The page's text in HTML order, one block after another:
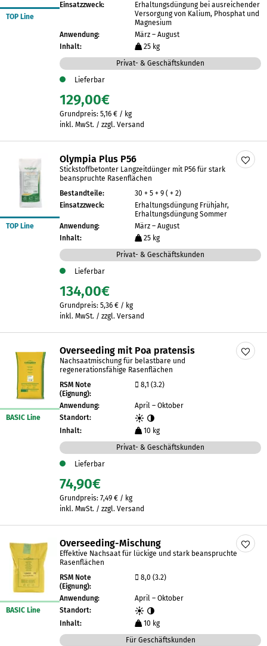
TOP Line
Einsatzzweck:
Erhaltungsdüngung bei ausreichender
Versorgung von Kalium, Phosphat und
Magnesium
Anwendung:
März – August
Inhalt:
25 kg
Privat- & Geschäftskunden
Lieferbar
129,00€
Grundpreis: 5,16 € / kg
inkl. MwSt. / zzgl. Versand
TOP Line
Olympia Plus P56
Stickstoffbetonter Langzeitdünger mit P56 für stark
beanspruchte Rasenflächen
Bestandteile:
30 + 5 + 9 ( + 2)
Einsatzzweck:
Erhaltungsdüngung Frühjahr,
Erhaltungsdüngung Sommer
Anwendung:
März – August
Inhalt:
25 kg
Privat- & Geschäftskunden
Lieferbar
134,00€
Grundpreis: 5,36 € / kg
inkl. MwSt. / zzgl. Versand
BASIC Line
Overseeding mit Poa pratensis
Nachsaatmischung für belastbare und
regenerationsfähige Rasenflächen
RSM Note
(Eignung):
8,1 (3.2)
Anwendung:
April – Oktober
Standort:
Inhalt:
10 kg
Privat- & Geschäftskunden
Lieferbar
74,90€
Grundpreis: 7,49 € / kg
inkl. MwSt. / zzgl. Versand
BASIC Line
Overseeding-Mischung
Effektive Nachsaat für lückige und stark beanspruchte
Rasenflächen
RSM Note
(Eignung):
8,0 (3.2)
Anwendung:
April – Oktober
Standort:
Inhalt:
10 kg
Für Geschäftskunden